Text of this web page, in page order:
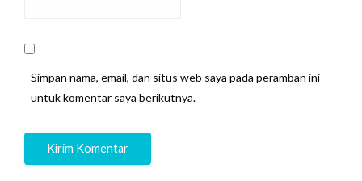
Simpan nama, email, dan situs web saya pada peramban ini
untuk komentar saya berikutnya.